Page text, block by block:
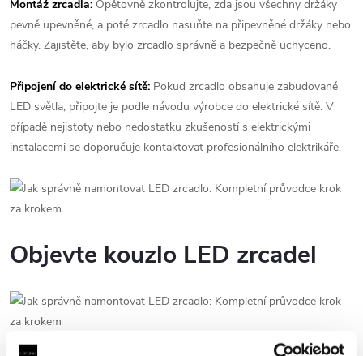
Montáž zrcadla: Opětovně zkontrolujte, zda jsou všechny držáky
pevně upevněné, a poté zrcadlo nasuňte na připevněné držáky nebo
háčky. Zajistěte, aby bylo zrcadlo správně a bezpečně uchyceno.
Připojení do elektrické sítě: Pokud zrcadlo obsahuje zabudované
LED světla, připojte je podle návodu výrobce do elektrické sítě. V
případě nejistoty nebo nedostatku zkušeností s elektrickými
instalacemi se doporučuje kontaktovat profesionálního elektrikáře.
Objevte kouzlo LED zrcadel
CERANO - Koupelnové LED zrcadlo Rivo Ø 60 cm